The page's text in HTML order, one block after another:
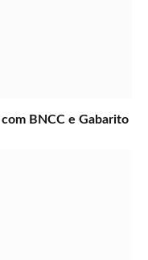
BNCC e Gabarito